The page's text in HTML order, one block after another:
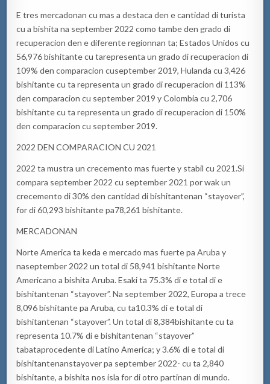
E tresmercadonan cu mas a destaca den e cantidad di turista
cu abishita na september2022 como tambe den grado di
recuperacion den e diferenteregionnan ta; Estados Unidoscu
56,976bishitantecu tarepresenta un grado direcuperacion di
109% dencomparacion cuseptember2019,Hulanda cu 3,426
bishitantecu ta representa un grado direcuperacion di 113%
dencomparacion cu september2019 y Colombiacu 2,706
bishitantecu ta representa un grado direcuperacion di 150%
dencomparacion cu september2019.
2022 DEN COMPARACION CU 2021
2022ta mustra uncrecemento mas fuerte y stabil cu 2021.Si
compara september2022cu september2021 porwakun
crecemento di30% den cantidad dibishitantenan “stayover”,
fordi60,293 bishitantepa78,261 bishitante.
MERCADONAN
NorteAmerica ta keda e mercadomas fuertepa Aruba y
naseptember2022 un total di 58,941 bishitanteNorte
Americano abishita Aruba.Esakita 75.3% dietotal di e
bishitantenan “stayover”.Na september2022, Europa a trece
8,096bishitantepa Aruba,cu ta10.3% dietotal di
bishitantenan “stayover”. Un total di8,384bishitantecu ta
representa 10.7% di ebishitantenan “stayover”
tabataprocedente di LatinoAmerica; y3.6% dietotal di
bishitantenanstayoverpa september2022-cu ta 2,840
bishitante, abishita nos islafordi otropartinan di mundo.